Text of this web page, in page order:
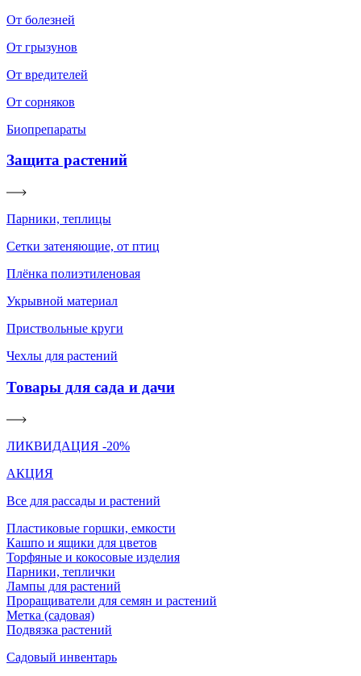
От болезней
От грызунов
От вредителей
От сорняков
Биопрепараты
Защита растений
Парники, теплицы
Сетки затеняющие, от птиц
Плёнка полиэтиленовая
Укрывной материал
Приствольные круги
Чехлы для растений
Товары для сада и дачи
ЛИКВИДАЦИЯ -20%
АКЦИЯ
Все для рассады и растений
Пластиковые горшки, емкости
Кашпо и ящики для цветов
Торфяные и кокосовые изделия
Парники, теплички
Лампы для растений
Проращиватели для семян и растений
Метка (садовая)
Подвязка растений
Садовый инвентарь